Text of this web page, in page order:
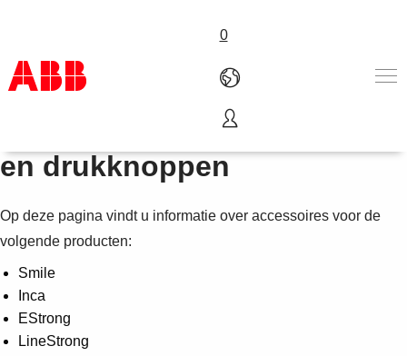
0
Products & Solutions
Industries
About us
Verkoopkanalen
Accessoires voor noodstops
en drukknoppen
Op deze pagina vindt u informatie over accessoires voor de
volgende producten:
Smile
Inca
EStrong
LineStrong